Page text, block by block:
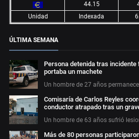
44.15
Unidad
Indexada
ÚLTIMA SEMANA
Persona detenida tras
portaba un machete
Un hombre de 27 años
Comisaría de Carlos Reyles
conductor atrapado tras un
Un hombre de 63 años sufrió
Más de 80 personas